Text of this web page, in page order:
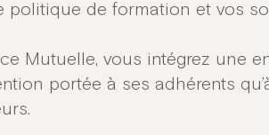
politique de formation et vos
Mutuelle, vous intégrez une
portée à ses adhérents